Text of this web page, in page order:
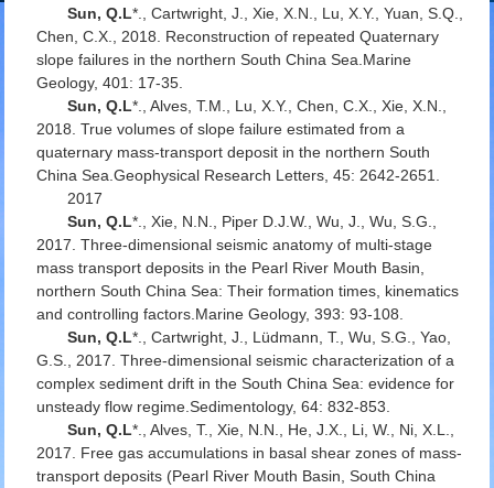
Sun, Q.L*., Cartwright, J., Xie, X.N., Lu, X.Y., Yuan, S.Q.,
Chen, C.X., 2018. Reconstruction of repeated Quaternary
slope failures in the northern South China Sea. Marine
Geology, 401: 17-35.
Sun, Q.L*., Alves, T.M., Lu, X.Y., Chen, C.X., Xie, X.N.,
2018. True volumes of slope failure estimated from a
quaternary mass-transport deposit in the northern South
China Sea.Geophysical Research Letters , 45: 2642-2651.
2017
Sun, Q.L*., Xie, N.N., Piper D.J.W., Wu, J., Wu, S.G.,
2017. Three-dimensional seismic anatomy of multi-stage
mass transport deposits in the Pearl River Mouth Basin,
northern South China Sea: Their formation times, kinematics
and controlling factors. Marine Geology, 393: 93-108.
Sun, Q.L*., Cartwright, J., Lüdmann, T., Wu, S.G., Yao,
G.S., 2017. Three-dimensional seismic characterization of a
complex sediment drift in the South China Sea: evidence for
unsteady flow regime.Sedimentology, 64: 832-853.
Sun, Q.L*., Alves, T., Xie, N.N., He, J.X., Li, W., Ni, X.L.,
2017. Free gas accumulations in basal shear zones of mass-
transport deposits (Pearl River Mouth Basin, South China